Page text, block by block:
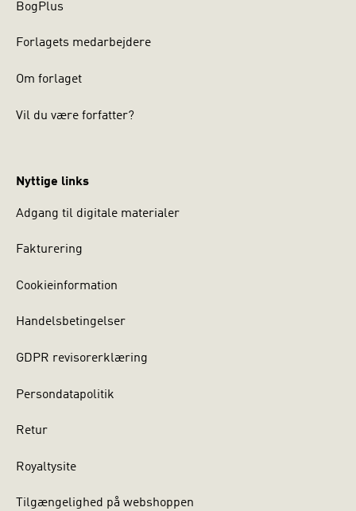
BogPlus
Forlagets medarbejdere
Om forlaget
Vil du være forfatter?
Nyttige links
Adgang til digitale materialer
Fakturering
Cookieinformation
Handelsbetingelser
GDPR revisorerklæring
Persondatapolitik
Retur
Royaltysite
Tilgængelighed på webshoppen